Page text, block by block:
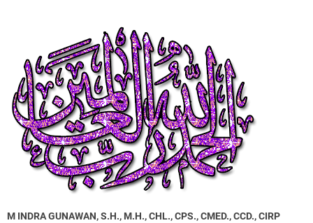
M INDRA GUNAWAN, S.H., M.H., CHL., CPS., CMED., CCD., CIRP